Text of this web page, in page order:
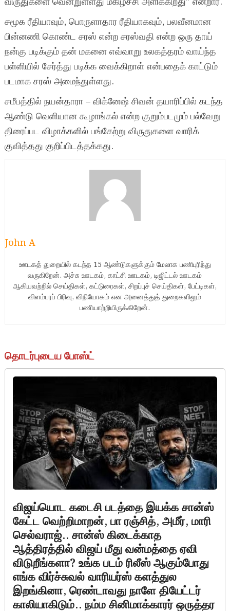
சமூக ரீதியாவும், பொருளாதார ரீதியாகவும், பலவீனமான
பின்னணி கொண்ட சரஸ் என்ற சரஸ்வதி என்ற ஒரு தாய்
நன்கு படிக்கும் தன் மகனை எவ்வாறு உலகத்தரம் வாய்ந்த
பள்ளியில் சேர்த்து படிக்க வைக்கிறாள் என்பதைக் காட்டும்
படமாக சரஸ் அமைந்துள்ளது.
சமீபத்தில் நயன்தாரா – விக்னேஷ் சிவன் தயாரிப்பில் கடந்த
ஆண்டு வெளியான கூழாங்கல் என்ற குறும்படமும் பல்வேறு
திரைப்பட விழாக்களில் பங்கேற்று விருதுகளை வாரிக்
குவித்தது குறிப்பிடத்தக்கது.
John A
ஊடகத் துறையில் கடந்த 15 ஆண்டுகளுக்கும் மேலாக பணிபுரிந்து
வருகிறேன். அச்சு ஊடகம், காட்சி ஊடகம், டிஜிட்டல் ஊடகம்
ஆகியவற்றில் செய்திகள், கட்டுரைகள், சிறப்புச் செய்திகள், பேட்டிகள்,
விளம்பரப் பிரிவு, விநியோகம் என அனைத்துத் துறைகளிலும்
பணியாற்றியிருக்கிறேன்.
தொடர்புடைய போஸ்ட்
விஜய்யொட கடைசி படத்தை இயக்க சான்ஸ்
கேட்ட வெற்றிமாறன், பா ரஞ்சித், அமீர், மாரி
செல்வராஜ்.. சான்ஸ் கிடைக்காத
ஆத்திரத்தில் விஜய் மீது வன்மத்தை ஏவி
விடுறீங்களா? உங்க படம் ரிலீஸ் ஆகும்போது
எங்க விர்ச்சுவல் வாரியர்ஸ் களத்துல
இறங்கினா, ரெண்டாவது நாளே தியேட்டர்
காலியாகிடும்.. நம்ம சினிமாக்காரர் ஒருத்தர